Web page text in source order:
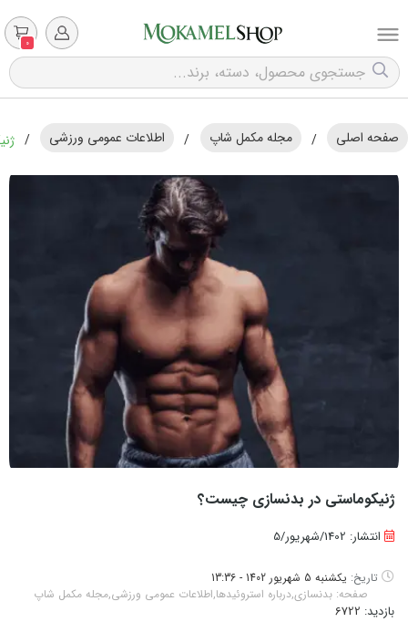
0
صفحه اصلی / مجله مکمل شاپ / اطلاعات عمومی ورزشی /
ژنیکوماستی در بدنسازی چیست؟
انتشار: 1402/شهریور/5
تاریخ: یکشنبه 5 شهریور 1402 - 13:36
صفحه: بدنسازی,درباره استروئیدها,اطلاعات عمومی ورزشی,مجله مکمل شاپ
بازدید: 6722